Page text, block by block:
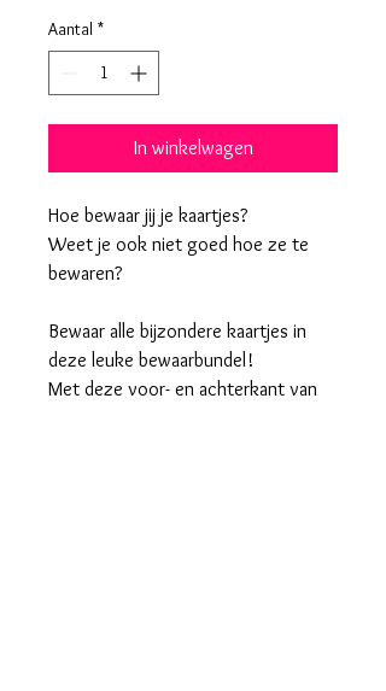
Aantal *
In winkelwagen
Hoe bewaar jij je kaartjes?
Weet je ook niet goed hoe ze te
bewaren?
Bewaar alle bijzondere kaartjes in
deze leuke bewaarbundel!
Met deze voor- en achterkant van